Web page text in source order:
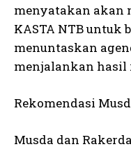
menyatakan akan
KASTA NTB untuk
menuntaskan
menjalankan hasil
Rekomendasi
Musda dan